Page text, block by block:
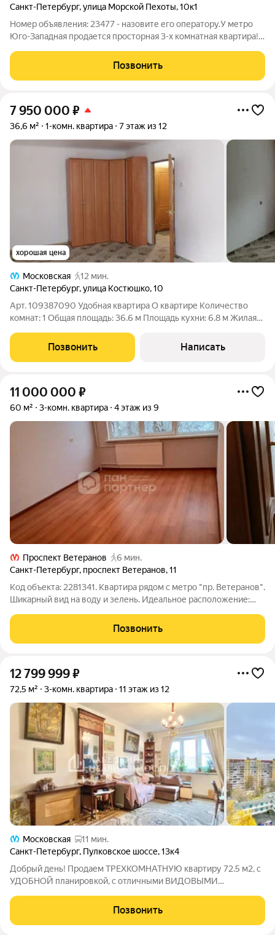
Санкт-Петербург,улица Морской Пехоты,10к1
Номер объявления: 23477 - назовите его оператору.У метро
Юго-Западная продается просторная 3-х комнатная квартира!
метро: Автово и Ленинский проспект. Дом расположен вдали
от шумных улиц.
Позвонить
7 950 000 ₽
36,6 м² 1-комн. квартира 7 этаж из 12
хорошая цена
Московская
12 мин.
Санкт-Петербург,улица Костюшко,10
Арт. 109387090 Удобная квартира О квартире Количество
комнат: 1 Общая площадь: 36.6 м Площадь кухни: 6.8 м Жилая
Высота потолков: 2.5 м Санузел: совмещенный Окна: во двор,
на солнечную
Позвонить Написать
11 000 000 ₽
60 м² 3-комн. квартира 4 этаж из 9
Проспект Ветеранов
6 мин.
Санкт-Петербург, проспект Ветеранов,11
Код объекта: 2281341. Квартира рядом с метро "пр. Ветеранов".
Шикарный вид на воду и зелень. Идеальное расположение:
пешком. Окна одной из комнат выходят на прогулочную зону
вдоль реки, с
Позвонить
12 799 999₽
72,5 м² 3-комн. квартира 11 этаж из 12
Московская
11 мин.
Санкт-Петербург, Пулковское шоссе,13к4
Добрый день! Продаем ТРЕХКОМНАТНУЮ квартиру 72.5 м2, с
УДОБНОЙ планировкой, с отличными ВИДОВЫМИ
Московском районе Санкт-Петербурга, БЕЗ ОБРЕМЕНЕНИЙ, в
20 минутах ХОДЬБЫ от станции метро
Позвонить